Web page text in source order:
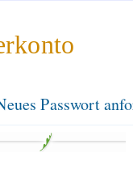
Passwort